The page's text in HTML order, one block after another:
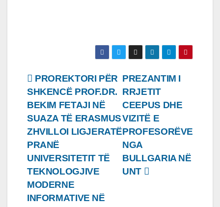
Lëvizje
te
postimet
PREZANTIM I
RRJETIT
CEEPUS DHE
VIZITË E
PROFESORËVE
NGA
BULLGARIA NË
UNT
PROREKTORI PËR
SHKENCË PROF.DR.
BEKIM FETAJI NË
SUAZA TË ERASMUS
ZHVILLOI LIGJERATË
PRANË
UNIVERSITETIT TË
TEKNOLOGJIVE
MODERNE
INFORMATIVE NË